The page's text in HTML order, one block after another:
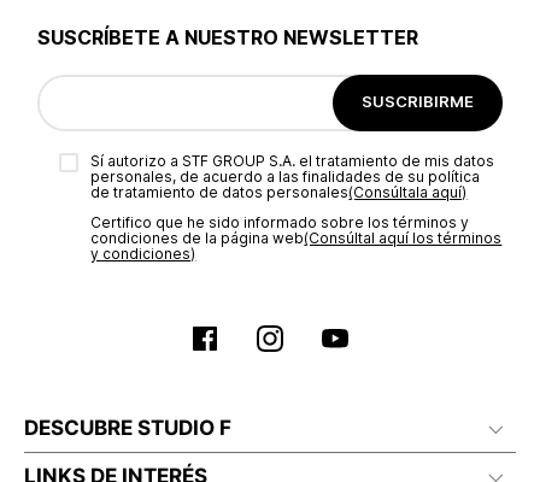
SUSCRÍBETE A NUESTRO NEWSLETTER
SUSCRIBIRME
Sí autorizo a STF GROUP S.A. el tratamiento de mis datos
personales, de acuerdo a las finalidades de su política
de tratamiento de datos personales‎(Consúltala aquí)
Certifico que he sido informado sobre los términos y
condiciones de la página web‎(Consúltal aquí los términos
y condiciones)
DESCUBRE STUDIO F
LINKS DE INTERÉS